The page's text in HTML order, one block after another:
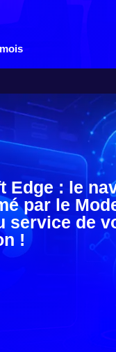
Edge : le
par le
service de
!